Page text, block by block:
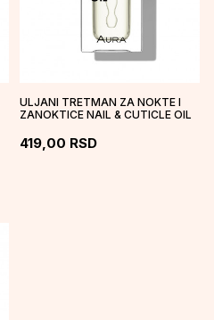
ULJANI TRETMAN ZA NOKTE I
ZANOKTICE NAIL & CUTICLE OIL
419,00 RSD